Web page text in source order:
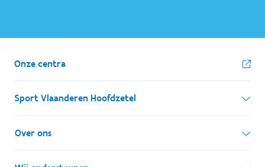
Onze centra
Sport Vlaanderen Hoofdzetel
Simon Bolivarlaan 17
1000 Brussel
Over ons
Wie zijn we, wat doen we